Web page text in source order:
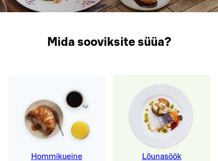
Mida sooviksite süüa?
Hommikueine Lõunasöök